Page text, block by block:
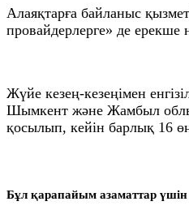
Алаяқтарға байланыс
провайдерлерге» де ерекше
Жүйе кезең-кезеңімен
Шымкент және Жамбыл
қосылып, кейін барлық 16
Бұл қарапайым азаматтар үшін